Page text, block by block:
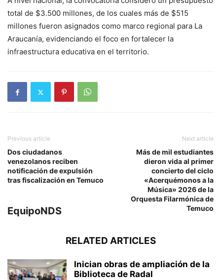
total de $3.500 millones, de los cuales más de $515
millones fueron asignados como marco regional para La
Araucanía, evidenciando el foco en fortalecer la
infraestructura educativa en el territorio.
Previous article
Dos ciudadanos
venezolanos reciben
notificación de expulsión
tras fiscalización en Temuco
Next article
Más de mil estudiantes
dieron vida al primer
concierto del ciclo
«Acerquémonos a la
Música» 2026 de la
Orquesta Filarmónica de
Temuco
EquipoNDS
RELATED ARTICLES
Inician obras de ampliación de la
Biblioteca de Radal